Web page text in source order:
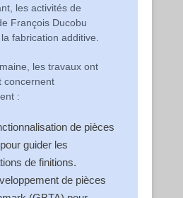
les activités de
François Ducobu
fabrication additive.
les travaux ont
concernent
:
de pièces
guider les
de finitions.
de pièces